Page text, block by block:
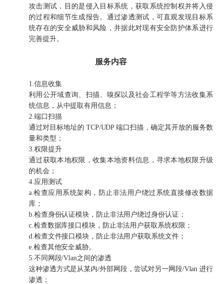
攻击测试，目的是侵入目标系统，获取系统控制权并将入侵
的过程和细节生成报告。通过渗透测试，可直观发现目标系
统存在的安全威胁和风险，并据此对现有安全防护体系进行
完善提升。
服务内容
1.信息收集
利用公开域查询、扫描、嗅探以及社会工程学等方法收集系
统信息，从中提取有用信息；
2.端口扫描
通过对目标地址的 TCP/UDP 端口扫描，确定其开放的服务数
量和类型；
3.权限提升
通过获取本地权限，收集本地资料信息，寻求本地权限升级
的机会；
4.应用测试
a.检查应用系统架构，防止非法用户绕过系统直接修改数据
库；
b.检查身份认证模块，防止非法用户绕过身份认证；
c.检查数据库接口模块，防止非法用户获取系统权限；
d.检查文件接口模块，防止非法用户获取系统文件；
e.检查其他安全威胁。
5.不同网段/Vlan之间的渗透
这种渗透方式是从某内/外部网段，尝试对另一网段/Vlan 进行
渗透；